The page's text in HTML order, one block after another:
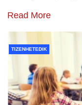
Read More
TIZENHETEDIK